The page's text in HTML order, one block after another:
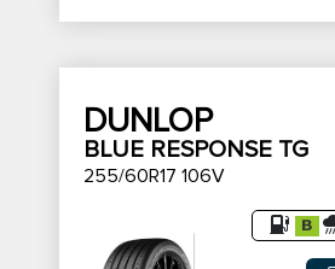
DUNLOP
BLUE RESPONSE TG
255/60R17 106V